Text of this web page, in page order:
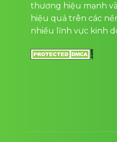
thương hiệu mạnh
hiệu quả trên các
nhiều lĩnh vực kinh